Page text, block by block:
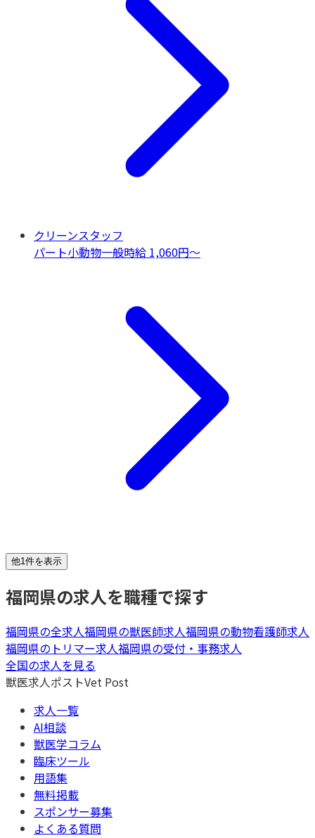
クリーンスタッフ
パート小動物一般時給 1,060円〜
他1件を表示
福岡県の求人を職種で探す
福岡県の全求人福岡県の獣医師求人福岡県の動物看護師求人
福岡県の トリマー求人福岡県の受付・事務求人
全国の求人を見る
獣医求人ポストVet Post
求人一覧
AI相談
獣医学コラム
臨床ツール
用語集
無料掲載
スポンサー募集
よくある質問